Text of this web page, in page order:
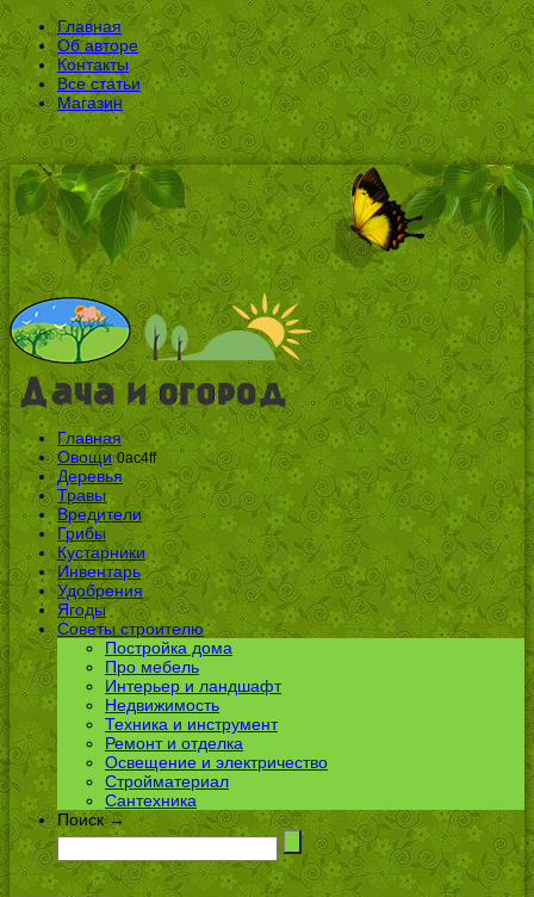
Главная
Об авторе
Контакты
Все статьи
Магазин
Главная
Овощи 0ac4ff
Деревья
Травы
Вредители
Грибы
Кустарники
Инвентарь
Удобрения
Ягоды
Советы строителю
Постройка дома
Про мебель
Интерьер и ландшафт
Недвижимость
Техника и инструмент
Ремонт и отделка
Освещение и электричество
Стройматериал
Сантехника
Поиск →